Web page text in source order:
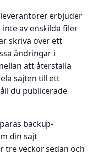
erbjuder
av enskilda filer
skriva över ett
ändringar i
att återställa
sajten till ett
du publicerade
backup-
din sajt
tre veckor sedan och